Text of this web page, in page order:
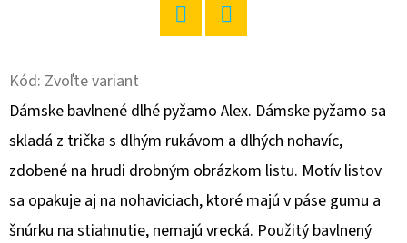
Kód: Zvoľte variant
Dámske bavlnené dlhé pyžamo Alex. Dámske pyžamo sa
skladá z trička s dlhým rukávom a dlhých nohavíc,
zdobené na hrudi drobným obrázkom listu. Motív listov
sa opakuje aj na nohaviciach, ktoré majú v páse gumu a
šnúrku na stiahnutie, nemajú vrecká. Použitý bavlnený
R
Ú
Č
A
M
E